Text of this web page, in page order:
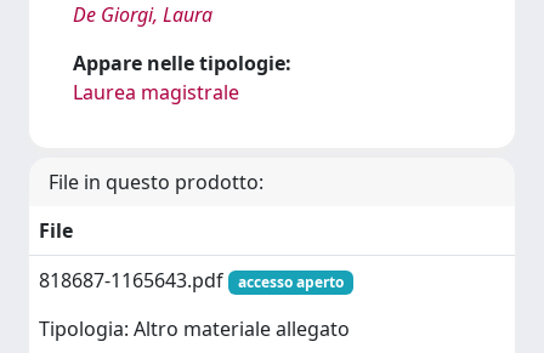
De Giorgi, Laura
Appare nelle tipologie:
Laurea magistrale
File in questo prodotto:
File
818687-1165643.pdf
accesso aperto
Tipologia: Altro materiale allegato